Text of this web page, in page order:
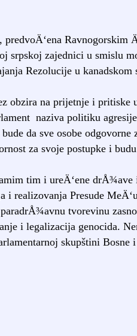
Ravnogorskim
srpskoj zajednici u smislu
Rezolucije u kanadskom
obzira na prijetnje i pritiske
naziva politiku
da sve osobe odgovorne
za svoje postupke i
tim i ureÄ‘ene
i realizovanja Presude
tvorevinu
i legalizacija genocida.
skupštini Bosne